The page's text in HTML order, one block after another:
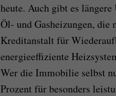
heute. Auch gibt es
Öl- und Gasheizungen, die
Kreditanstalt für
energieeffiziente
Wer die Immobilie selbst
Prozent für besonders